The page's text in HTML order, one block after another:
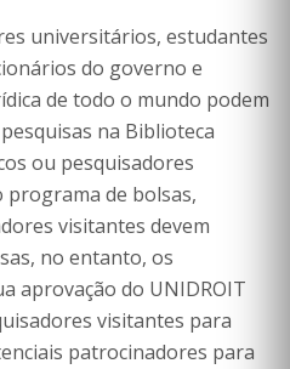
universitários, estudantes
do governo e
de todo o mundo podem
na Biblioteca
ou pesquisadores
de bolsas,
visitantes devem
no entanto, os
aprovação do UNIDROIT
visitantes para
patrocinadores para